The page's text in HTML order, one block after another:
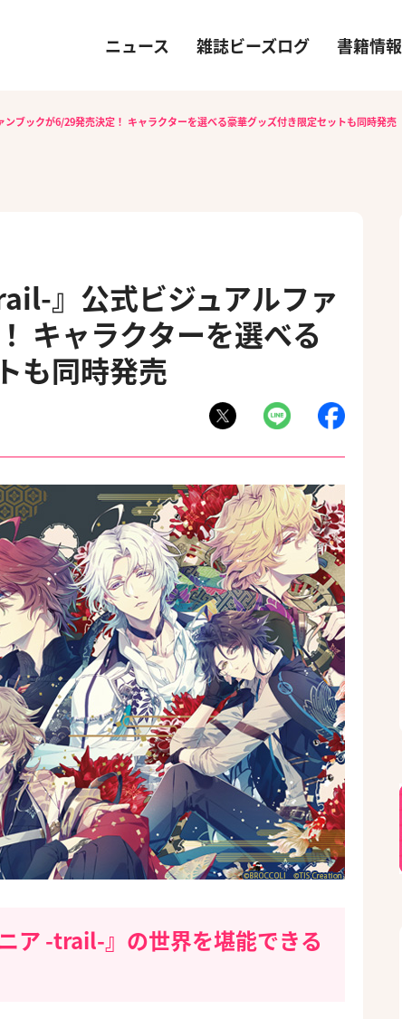
ニュース 雑誌ビーズログ 書籍情報
ブックが6/29発売決定！ キャラクターを選べる豪華グッズ付き限定セットも同時発売
』公式ビジュアルファ
キャラクターを選べる
も同時発売
ア -trail-』の世界を堪能できる